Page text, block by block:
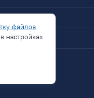
файлов
настройках